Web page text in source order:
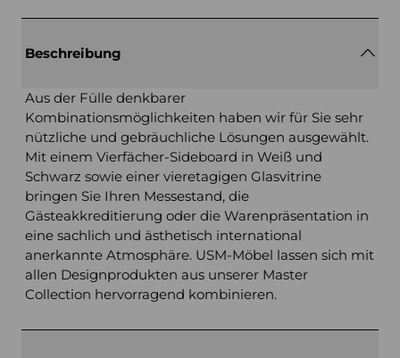
Beschreibung
Aus der Fülle denkbarer
Kombinationsmöglichkeiten haben wir für Sie sehr
nützliche und gebräuchliche Lösungen ausgewählt.
Mit einem Vierfächer-Sideboard in Weiß und
Schwarz sowie einer vieretagigen Glasvitrine
bringen Sie Ihren Messestand, die
Gästeakkreditierung oder die Warenpräsentation in
eine sachlich und ästhetisch international
anerkannte Atmosphäre. USM-Möbel lassen sich mit
allen Designprodukten aus unserer Master
Collection hervorragend kombinieren.